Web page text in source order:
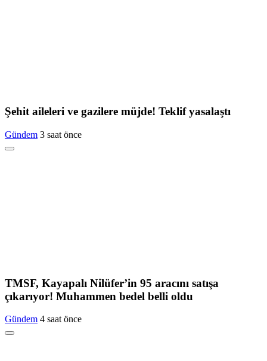
Şehit aileleri ve gazilere müjde! Teklif yasalaştı
Gündem 3 saat önce
TMSF, Kayapalı Nilüfer’in 95 aracını satışa
çıkarıyor! Muhammen bedel belli oldu
Gündem 4 saat önce